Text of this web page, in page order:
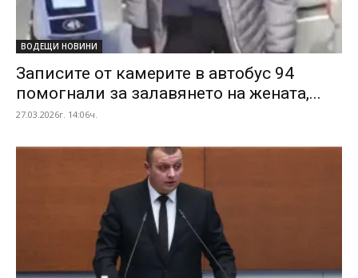
ВОДЕЩИ НОВИНИ
Записите от камерите в автобус 94
помогнали за залавянето на жената,...
27.03.2026г. 14:06ч.